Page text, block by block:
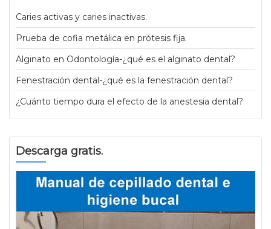
Caries activas y caries inactivas.
Prueba de cofia metálica en prótesis fija.
Alginato en Odontología-¿qué es el alginato dental?
Fenestración dental-¿qué es la fenestración dental?
¿Cuánto tiempo dura el efecto de la anestesia dental?
Descarga gratis.